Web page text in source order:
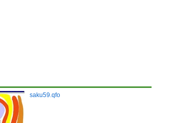
saku59.qfo